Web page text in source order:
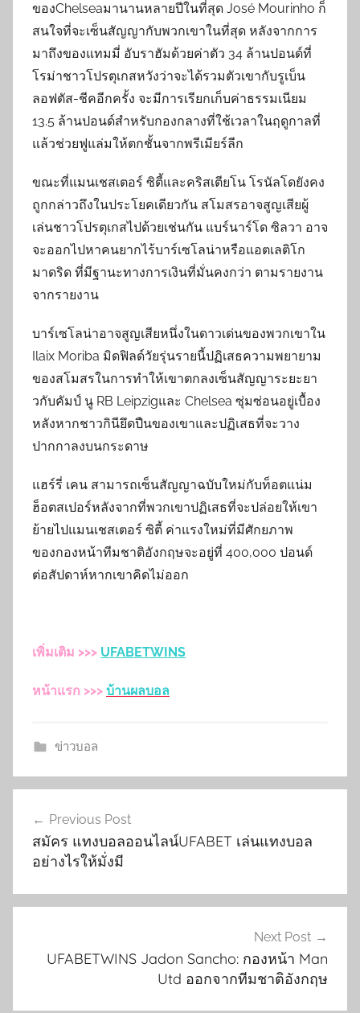
ของChelseaมานานหลายปีในที่สุด José Mourinho ก็
สนใจที่จะเซ็นสัญญากับพวกเขาในที่สุด หลังจากการ
มาถึงของแทมมี่ อับราฮัมด้วยค่าตัว 34 ล้านปอนด์ที่
โรม่าชาวโปรตุเกสหวังว่าจะได้รวมตัวเขากับรูเบ็น
ลอฟตัส-ชีคอีกครั้ง จะมีการเรียกเก็บค่าธรรมเนียม
13.5 ล้านปอนด์สำหรับกองกลางที่ใช้เวลาในฤดูกาลที่
แล้วช่วยฟูแล่มให้ตกชั้นจากพรีเมียร์ลีก
ขณะที่แมนเชสเตอร์ ซิตี้และคริสเตียโน โรนัลโดยังคง
ถูกกล่าวถึงในประโยคเดียวกัน สโมสรอาจสูญเสียผู้
เล่นชาวโปรตุเกสไปด้วยเช่นกัน แบร์นาร์โด ซิลวา อาจ
จะออกไปหาคนยากไร้บาร์เซโลน่าหรือแอตเลติโก
มาดริด ที่มีฐานะทางการเงินที่มั่นคงกว่า ตามรายงาน
จากรายงาน
บาร์เซโลน่าอาจสูญเสียหนึ่งในดาวเด่นของพวกเขาใน
Ilaix Moriba มิดฟิลด์วัยรุ่นรายนี้ปฏิเสธความพยายาม
ของสโมสรในการทำให้เขาตกลงเซ็นสัญญาระยะยา
วกับคัมป์ นู RB Leipzigและ Chelsea ซุ่มซ่อนอยู่เบื้อง
หลังหากชาวกินียึดปืนของเขาและปฏิเสธที่จะวาง
ปากกาลงบนกระดาษ
แฮร์รี่ เคน สามารถเซ็นสัญญาฉบับใหม่กับท็อตแน่ม
ฮ็อตสเปอร์หลังจากที่พวกเขาปฏิเสธที่จะปล่อยให้เขา
ย้ายไปแมนเชสเตอร์ ซิตี้ ค่าแรงใหม่ที่มีศักยภาพ
ของกองหน้าทีมชาติอังกฤษจะอยู่ที่ 400,000 ปอนด์
ต่อสัปดาห์หากเขาคิดไม่ออก
เพิ่มเติม >>> UFABETWINS
หน้าแรก >>> บ้านผลบอล
ข่าวบอล
นำทาง
เรื่อง
Previous Post
สมัคร แทงบอลออนไลน์UFABET เล่นแทงบอล
อย่างไรให้มั่งมี
Next Post
UFABETWINS Jadon Sancho: กองหน้า Man
Utd ออกจากทีมชาติอังกฤษ